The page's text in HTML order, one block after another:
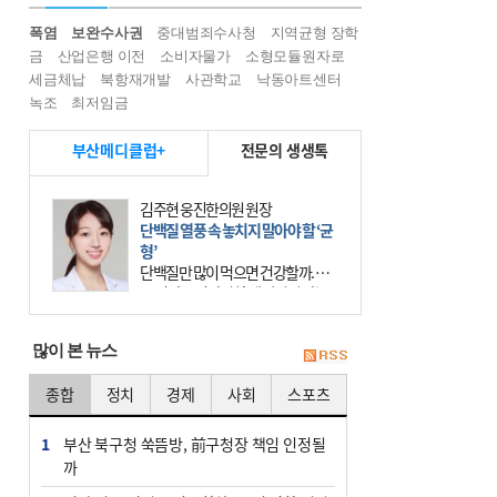
폭염 보완수사권 중대범죄수사청
지역균형 장학
금
산업은행 이전 소비자물가
소형모듈원자로
세금체납
북항재개발 사관학교
낙동아트센터
녹조
최저임금
부산메디클럽+ 전문의 생생톡
김주현 웅진한의원 원장
단백질 열풍 속 놓치지 말아야 할 ‘균
형’
단백질만 많이 먹으면 건강할까. 요
즘 건강을 이야기할 때 빠지지 않는
키워드가 단백질이다. 헬스장을 다니
많이 본 뉴스
종합 정치 경제 사회 스포츠
1
부산 북구청 쑥뜸방, 前구청장 책임 인정될
까